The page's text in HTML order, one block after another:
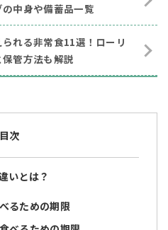
中身や備蓄品一覧
れる非常食11選！ローリ
管方法も解説
目次
いとは？
るための期限